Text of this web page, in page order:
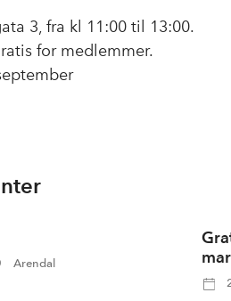
3, fra kl 11:00 til 13:00.
for medlemmer.
Arendal